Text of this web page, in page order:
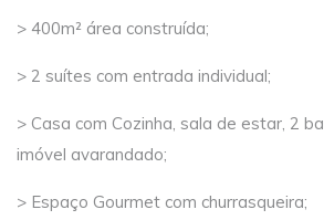
> 400m² área construída;
> 2 suítes com entrada individual;
> Casa com Cozinha, sala de estar, 2
imóvel avarandado;
> Espaço Gourmet com churrasqueira;